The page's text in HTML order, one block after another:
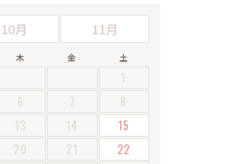
10月 11月
木 金 土
1
6 7
8
13 14
15
20 21
22